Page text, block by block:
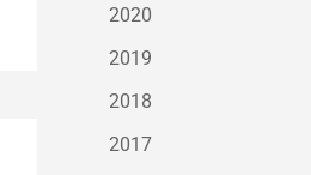
2020
2019
2018
2017